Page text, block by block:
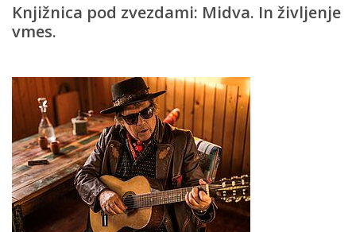
Knjižnica pod zvezdami: Midva. In življenje
vmes.